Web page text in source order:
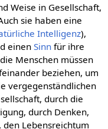
Weise in Gesellschaft,
sie haben eine
Intelligenz),
einen Sinnfür ihre
Menschen müssen
beziehen, um
vergegenständlichen
durch die
durch Denken,
, den Lebensreichtum